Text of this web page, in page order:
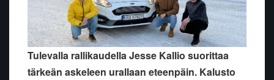
Tulevalla rallikaudella Jesse Kallio suorittaa
tärkeän askeleen urallaan eteenpäin. Kalusto